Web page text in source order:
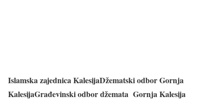
Islamska zajednica KalesijaDžematski odbor Gornja
KalesijaGrađevinski odbor džemata Gornja Kalesija